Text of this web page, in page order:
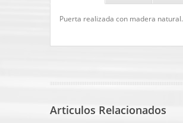
Puerta realizada con madera natural.
Articulos Relacionados